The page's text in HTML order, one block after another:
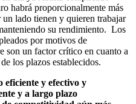
habrá proporcionalmente más
lado tienen y quieren trabajar
su rendimiento. Los
por motivos de
son un factor crítico en cuanto a
los plazos establecidos.
eficiente y efectivo y
y a largo plazo